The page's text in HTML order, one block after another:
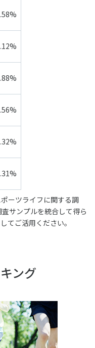
ーツライフに関する調
サンプルを統合して得ら
てご活用ください。
ング